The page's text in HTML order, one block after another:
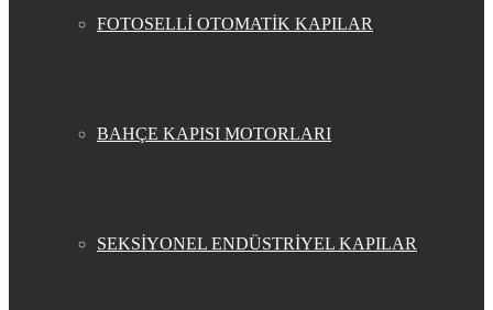
FOTOSELLİ OTOMATİK KAPILAR
BAHÇE KAPISI MOTORLARI
SEKSİYONEL ENDÜSTRİYEL KAPILAR